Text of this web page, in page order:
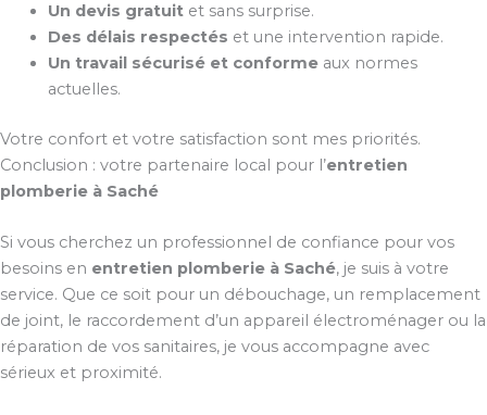
Un devis gratuitet sans surprise.
Des délais respectés et une intervention rapide.
Un travail sécurisé et conformeaux normes
actuelles.
Votre confort et votre satisfaction sont mes priorités.
Conclusion : votre partenaire local pour l’entretien
plomberie à Saché
Si vous cherchez un professionnel de confiance pour vos
besoins en entretien plomberie à Saché, je suis à votre
service. Que ce soit pour un débouchage, un remplacement
de joint, le raccordement d’un appareil électroménager ou la
réparation de vos sanitaires, je vous accompagne avec
sérieux et proximité.